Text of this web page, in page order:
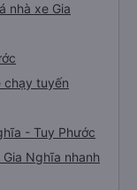
nhà xe Gia
chạy tuyến
- Tuy Phước
Nghĩa nhanh